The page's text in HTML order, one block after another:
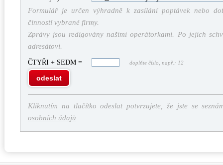
Formulář je určen výhradně k zasílání poptávek nebo
činností vybrané firmy.
Zprávy jsou redigovány našimi operátorkami. Po jejich
adresátovi.
ČTYŘI + SEDM = doplňte číslo, např.: 12
odeslat
Kliknutím na tlačítko odeslat potvrzujete, že jste se
osobních údajů